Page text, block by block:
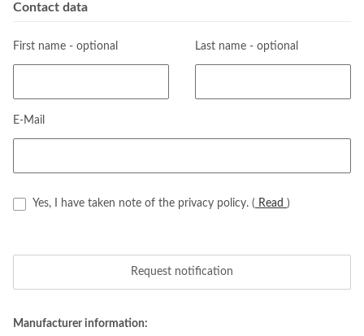
Contact data
First name - optional Last name - optional
E-Mail
Yes, I have taken note of the privacy policy. ( Read )
Request notification
Manufacturer information: